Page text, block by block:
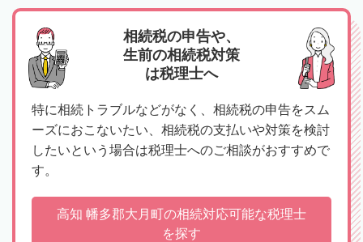
相続税の申告や、
生前の相続税対策
は税理士へ
特に相続トラブルなどがなく、相続税の申告をスム
ーズにおこないたい、相続税の支払いや対策を検討
したいという場合は税理士へのご相談がおすすめで
す。
高知 幡多郡大月町の相続対応可能な税理士
を探す